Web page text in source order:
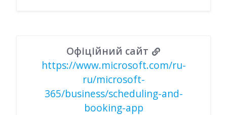
Офіційний сайт
https://www.microsoft.com/ru-
ru/microsoft-
365/business/scheduling-and-
booking-app